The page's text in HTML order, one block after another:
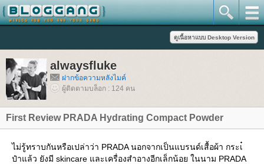
alwaysfluke
ฝากข้อความหลังไมค์
ผู้ติดตามบล็อก : 124 คน
First Review PRADA Hydrating Compact Powder
ไม่รู้ทราบกันหรือเปล่าว่า PRADA นอกจากเป็นแบรนด์เสื้อผ้า กระเ๋
ป๋าแล้ว ยังมี skincare และเครื่องสำอางอีกเล็กน้อย ในนาม PRADA